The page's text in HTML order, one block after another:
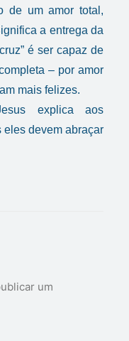
de um amor total,
a entrega da
é ser capaz de
– por amor
mais felizes.
explica aos
devem abraçar
um